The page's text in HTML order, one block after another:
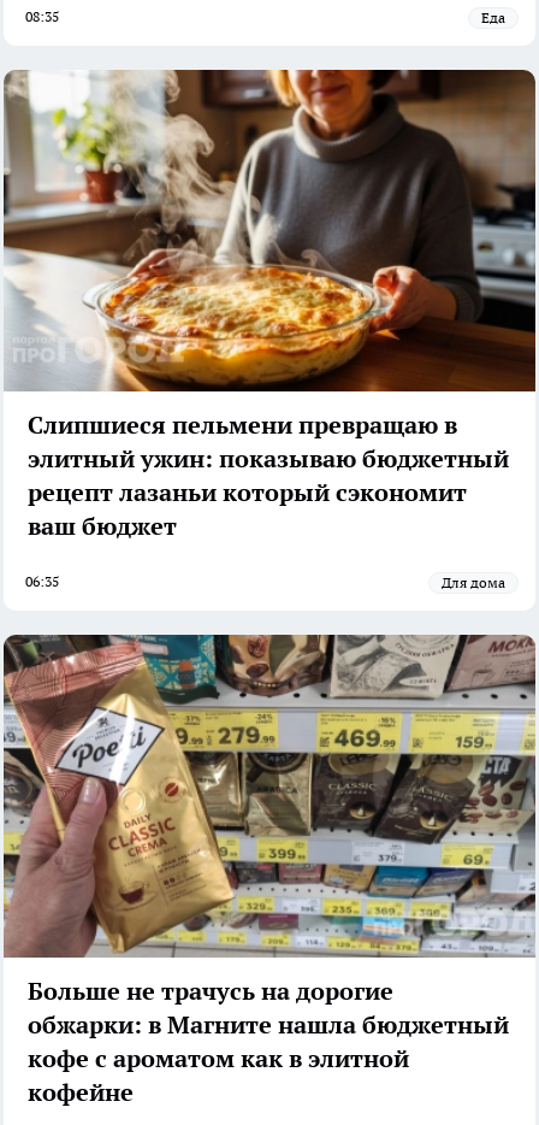
08:35 Еда
Слипшиеся пельмени превращаю в
элитный ужин: показываю бюджетный
рецепт лазаньи который сэкономит
ваш бюджет
06:35 Для дома
Больше не трачусь на дорогие
обжарки: в Магните нашла бюджетный
кофе с ароматом как в элитной
кофейне